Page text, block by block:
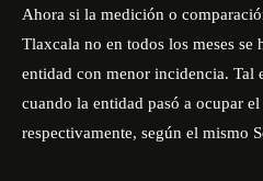
Ahora si la medición o
Tlaxcala no en todos los meses se
entidad con menor incidencia. Tal
cuando la entidad pasó a ocupar
respectivamente, según el mismo